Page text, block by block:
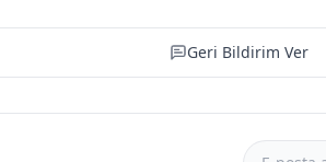
Geri Bildirim Ver